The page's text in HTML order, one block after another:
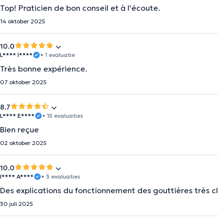
Top! Praticien de bon conseil et à l'écoute.
14 oktober 2025
10.0
L**** I**** • 1 evaluatie
Très bonne expérience.
07 oktober 2025
8.7
L**** E**** • 15 evaluaties
Bien reçue
02 oktober 2025
10.0
I**** A**** • 3 evaluaties
Des explications du fonctionnement des gouttières très
30 juli 2025